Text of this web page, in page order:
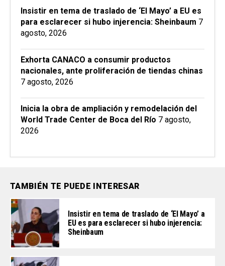
Insistir en tema de traslado de ‘El Mayo’ a EU es
para esclarecer si hubo injerencia: Sheinbaum 7
agosto, 2026
Exhorta CANACO a consumir productos
nacionales, ante proliferación de tiendas chinas
7 agosto, 2026
Inicia la obra de ampliación y remodelación del
World Trade Center de Boca del Río 7 agosto,
2026
TAMBIÉN TE PUEDE INTERESAR
Insistir en tema de traslado de ‘El Mayo’ a
EU es para esclarecer si hubo injerencia:
Sheinbaum